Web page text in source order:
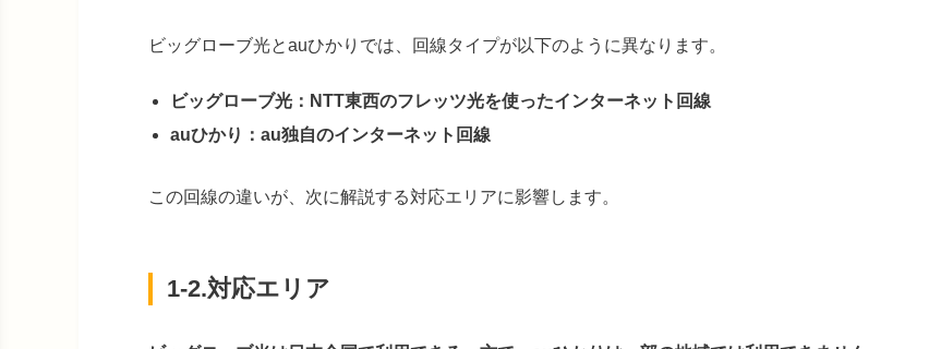
ビッグローブ光とauひかりでは、回線タイプが以下のように異なります。
ビッグローブ光：NTT東西のフレッツ光を使ったインターネット回線
auひかり：au独自のインターネット回線
この回線の違いが、次に解説する対応エリアに影響します。
1-2.対応エリア